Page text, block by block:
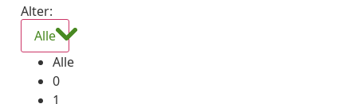
Alter:
Alle
Alle
0
1